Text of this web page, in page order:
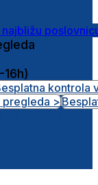
najbližu
kontrola
pregleda >